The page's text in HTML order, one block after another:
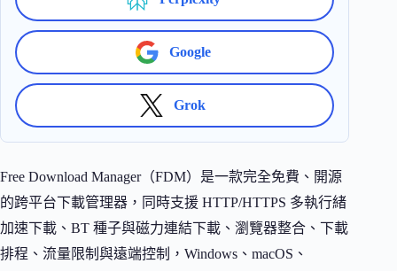
Google
Grok
Free Download Manager（FDM）是一款完全免費、開源
的跨平台下載管理器，同時支援 HTTP/HTTPS 多執行緒
加速下載、BT 種子與磁力連結下載、瀏覽器整合、下載
排程、流量限制與遠端控制，Windows、macOS、